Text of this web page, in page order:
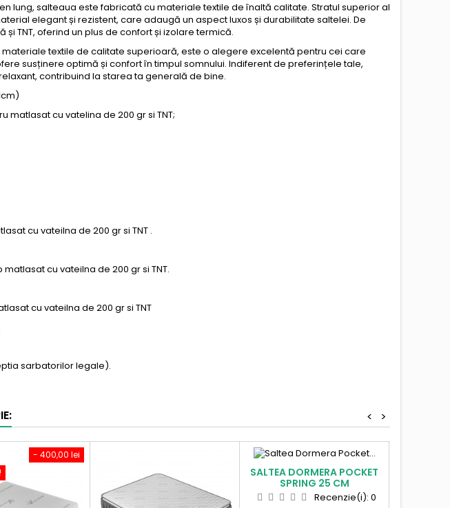
lung, salteaua este fabricată cu materiale textile de înaltă calitate. Stratul superior al
elegant și rezistent, care adaugă un aspect luxos și durabilitate saltelei. De
TNT, oferind un plus de confort și izolare termică.
textile de calitate superioară, este o alegere excelentă pentru cei care
susținere optimă și confort în timpul somnului. Indiferent de preferințele tale,
contribuind la starea ta generală de bine.
cu vatelina de 200 gr si TNT;
cu vateilna de 200 gr si TNT .
cu vateilna de 200 gr si TNT.
cu vateilna de 200 gr si TNT
sarbatorilor legale).
>
<
- 400,00 lei
SALTEA DORMERA POCKET
SPRING 25 CM
Recenzie(i): 0